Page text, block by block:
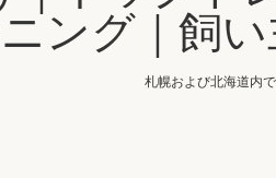
ング｜飼
札幌および北海道内